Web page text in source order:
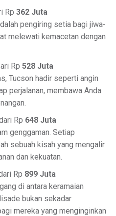
Rp 362 Juta
pengiring setia bagi jiwa-
melewati kemacetan dengan
Rp 528 Juta
Tucson hadir seperti angin
perjalanan, membawa Anda
Rp 648 Juta
genggaman. Setiap
sebuah kisah yang mengalir
dan kekuatan.
Rp 899 Juta
di antara keramaian
bukan sekadar
mereka yang menginginkan